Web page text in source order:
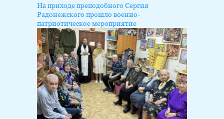
На приходе преподобного Сергия
Радонежского прошло военно-
патриотическое мероприятие